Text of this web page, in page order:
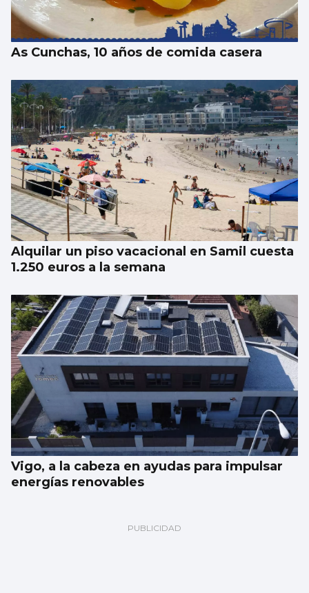
As Cunchas, 10 años de comida casera
Alquilar un piso vacacional en Samil cuesta
1.250 euros a la semana
Vigo, a la cabeza en ayudas para impulsar
energías renovables